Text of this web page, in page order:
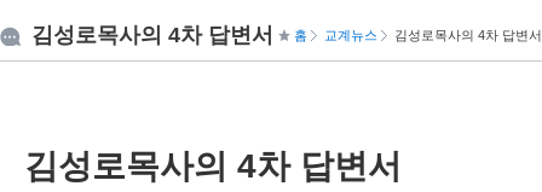
김성로목사의 4차 답변서 홈 교계뉴스 김성로목사의 4차 답변서
김성로목사의 4차 답변서